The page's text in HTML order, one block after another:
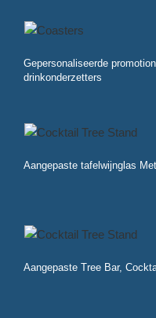
Gepersonaliseerde
drinkonderzetters
Aangepaste tafelwijnglas
Aangepaste Tree Bar,